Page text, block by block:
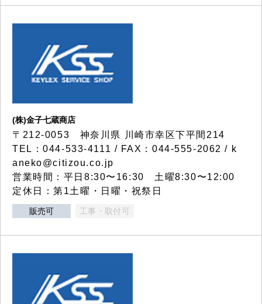
(株)金子七蔵商店
〒212-0053 神奈川県 川崎市幸区下平間214
TEL：044-533-4111 / FAX：044-555-2062 / k
aneko@citizou.co.jp
営業時間：平日8:30〜16:30 土曜8:30〜12:00
定休日：第1土曜・日曜・祝祭日
販売可 工事・取付可